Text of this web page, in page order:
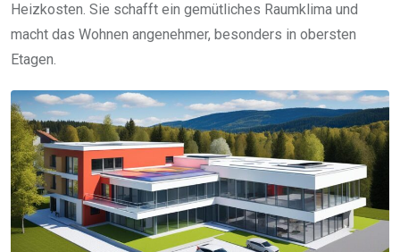
Heizkosten. Sie schafft ein gemütliches Raumklima und
macht das Wohnen angenehmer, besonders in obersten
Etagen.